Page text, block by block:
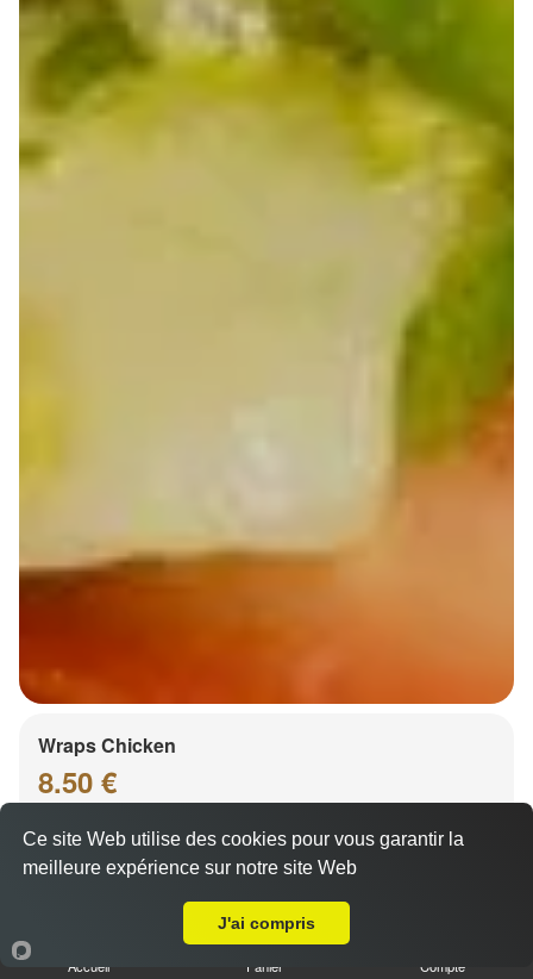
Wraps Chicken
8.50 €
Salade, tomates
Accueil Panier Compte
Ce site Web utilise des cookies pour vous garantir la
meilleure expérience sur notre site Web
J'ai compris